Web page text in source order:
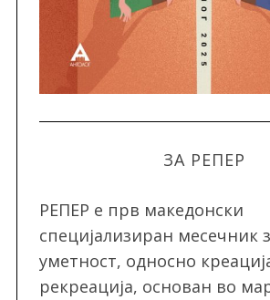
ЗА РЕПЕР
РЕПЕР e прв македонски
специјализиран месечник
уметност, односно
рекреација, oснован во